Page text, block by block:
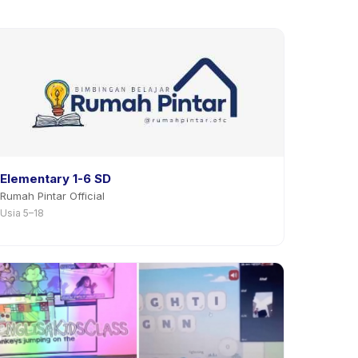
Elementary 1-6 SD
Rumah Pintar Official
Usia 5–18